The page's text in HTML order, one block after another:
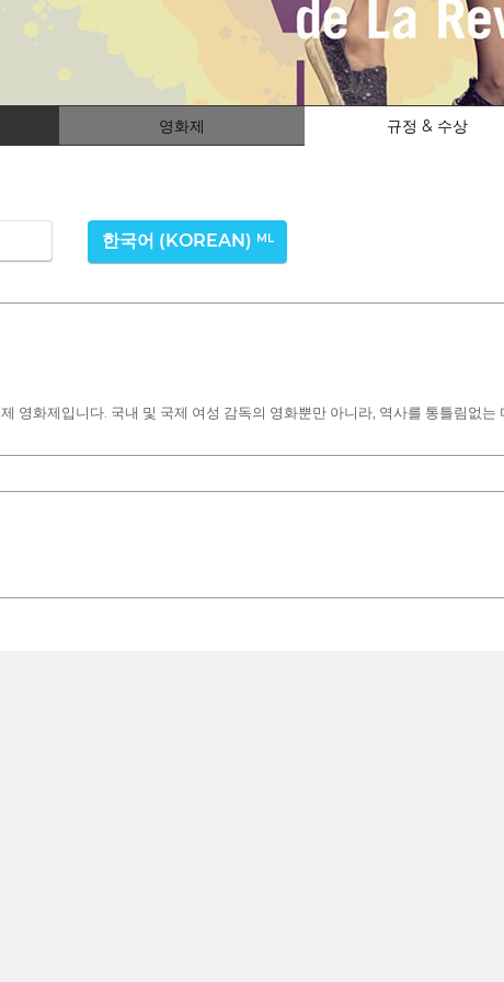
영화제 규정 & 수상
한국어 (KOREAN) ML
영화제입니다. 국내 및 국제 여성 감독의 영화뿐만 아니라, 역사를 통틀림없